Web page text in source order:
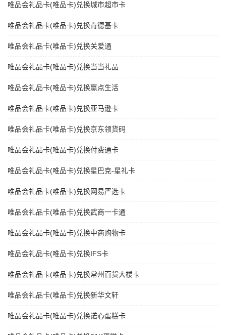
唯品会礼品卡(唯品卡)兑换城市超市卡
唯品会礼品卡(唯品卡)兑换肯德基卡
唯品会礼品卡(唯品卡)兑换关爱通
唯品会礼品卡(唯品卡)兑换当当礼品
唯品会礼品卡(唯品卡)兑换赢点生活
唯品会礼品卡(唯品卡)兑换亚马逊卡
唯品会礼品卡(唯品卡)兑换京东领货码
唯品会礼品卡(唯品卡)兑换付费通卡
唯品会礼品卡(唯品卡)兑换星巴克-星礼卡
唯品会礼品卡(唯品卡)兑换网易严选卡
唯品会礼品卡(唯品卡)兑换武商一卡通
唯品会礼品卡(唯品卡)兑换中商购物卡
唯品会礼品卡(唯品卡)兑换IFS卡
唯品会礼品卡(唯品卡)兑换常州百货大楼卡
唯品会礼品卡(唯品卡)兑换新华文轩
唯品会礼品卡(唯品卡)兑换诺心蛋糕卡